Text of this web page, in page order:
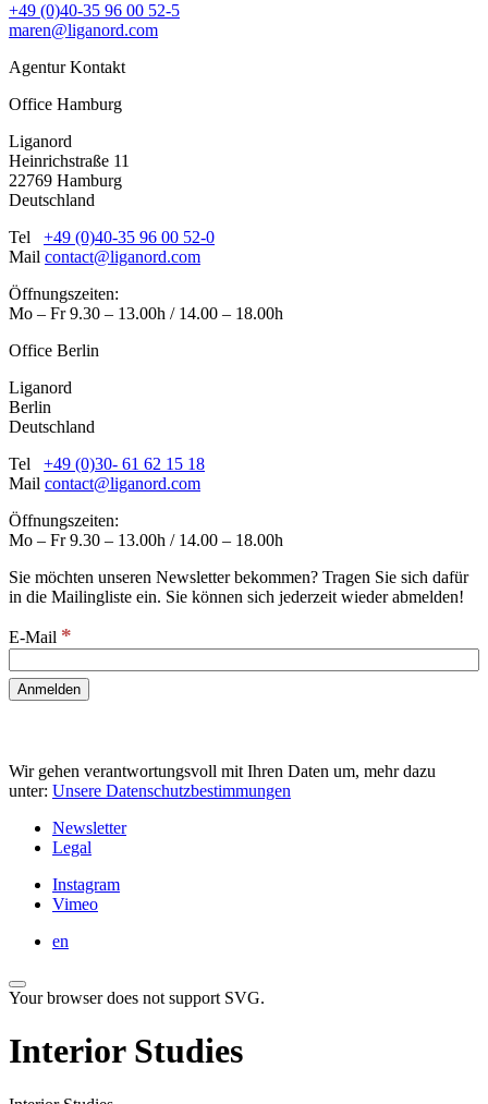
+49 (0)40-35 96 00 52-5
maren@liganord.com
Agentur Kontakt
Office Hamburg
Liganord
Heinrichstraße 11
22769 Hamburg
Deutschland
Tel +49 (0)40-35 96 00 52-0
Mail contact@liganord.com
Öffnungszeiten:
Mo – Fr 9.30 – 13.00h / 14.00 – 18.00h
Office Berlin
Liganord
Berlin
Deutschland
Tel +49 (0)30- 61 62 15 18
Mail contact@liganord.com
Öffnungszeiten:
Mo – Fr 9.30 – 13.00h / 14.00 – 18.00h
Sie möchten unseren Newsletter bekommen? Tragen Sie sich dafür
in die Mailingliste ein. Sie können sich jederzeit wieder abmelden!
E-Mail *
Wir gehen verantwortungsvoll mit Ihren Daten um, mehr dazu
unter: Unsere Datenschutzbestimmungen
Newsletter
Legal
Instagram
Vimeo
en
Your browser does not support SVG.
Interior Studies